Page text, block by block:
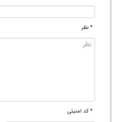
* نظر
* کد امنیتی